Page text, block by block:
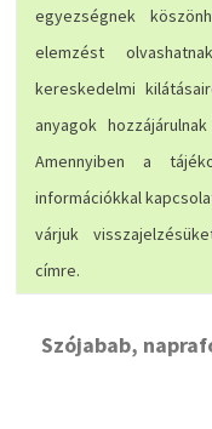
egyezségnek
elemzést
kereskedelmi
anyagok
Amennyiben a
információkkal
várjuk
címre.
Szójabab,